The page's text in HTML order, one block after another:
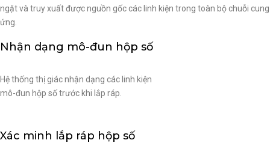
ngặt và truy xuất được nguồn gốc các linh kiện trong toàn bộ chuỗi cung
ứng.
Nhận dạng mô-đun hộp số
Hệ thống thị giác nhận dạng các linh kiện
mô-đun hộp số trước khi lắp ráp.
Xác minh lắp ráp hộp số